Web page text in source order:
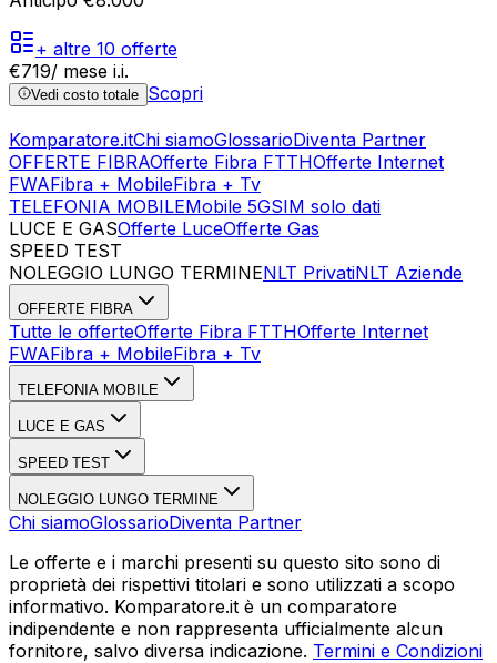
+ altre 10 offerte
€719/ mese i.i.
Vedi costo totale Scopri
Komparatore.itChi siamoGlossarioDiventa Partner
OFFERTE FIBRAOfferte Fibra FTTHOfferte Internet
FWAFibra + MobileFibra + Tv
TELEFONIA MOBILEMobile 5GSIM solo dati
LUCE E GASOfferte LuceOfferte Gas
SPEED TEST
NOLEGGIO LUNGO TERMINENLT PrivatiNLT Aziende
OFFERTE FIBRA
Tutte le offerteOfferte Fibra FTTHOfferte Internet
FWAFibra + MobileFibra + Tv
TELEFONIA MOBILE
LUCE E GAS
SPEED TEST
NOLEGGIO LUNGO TERMINE
Chi siamoGlossarioDiventa Partner
Le offerte e i marchi presenti su questo sito sono di
proprietà dei rispettivi titolari e sono utilizzati a scopo
informativo. Komparatore.it è un comparatore
indipendente e non rappresenta ufficialmente alcun
fornitore, salvo diversa indicazione. Termini e Condizioni